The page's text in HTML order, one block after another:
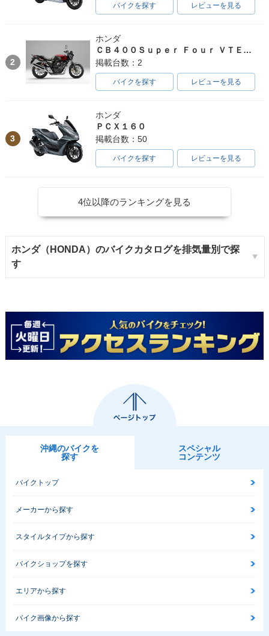
バイクを探す レビューを見る
2
ホンダ
ＣＢ４００Ｓｕｐｅｒ Ｆｏｕｒ ＶＴＥＣ ＳＰＥＣ３
掲載台数：2
バイクを探す レビューを見る
3
ホンダ
ＰＣＸ１６０
掲載台数：50
バイクを探す レビューを見る
4位以降のランキングを見る
ホンダ（HONDA）のバイクカタログを排気量別で探
す
沖縄のバイクを
探す
スペシャル
コンテンツ
バイクトップ
メーカーから探す
スタイルタイプから探す
バイクショップを探す
エリアから探す
バイク画像から探す